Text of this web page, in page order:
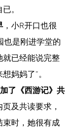
。
，小R开口也很
也是刚进学堂的
就已经能说完整
妈妈了”。
了《西游记》共
页及共读要求，
束时，她很有成